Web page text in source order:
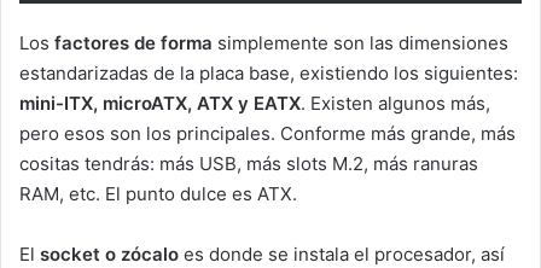
Los factores de forma simplemente son las dimensiones
estandarizadas de la placa base, existiendo los siguientes:
mini-ITX, microATX, ATX y EATX. Existen algunos más,
pero esos son los principales. Conforme más grande, más
cositas tendrás: más USB, más slots M.2, más ranuras
RAM, etc. El punto dulce es ATX.
El socket o zócalo es donde se instala el procesador, así